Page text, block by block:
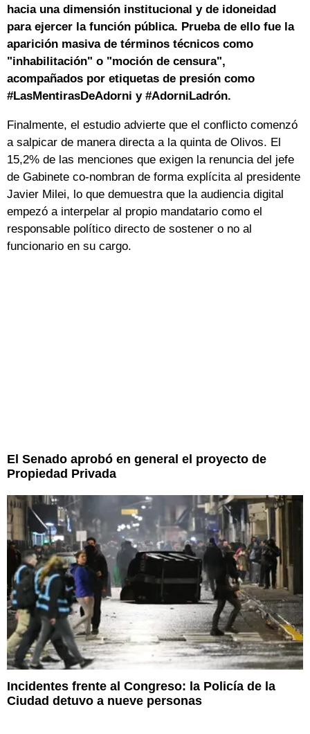
hacia una dimensión institucional y de idoneidad
para ejercer la función pública. Prueba de ello fue la
aparición masiva de términos técnicos como
"inhabilitación" o "moción de censura",
acompañados por etiquetas de presión como
#LasMentirasDeAdorni y #AdorniLadrón.
Finalmente, el estudio advierte que el conflicto comenzó
a salpicar de manera directa a la quinta de Olivos. El
15,2% de las menciones que exigen la renuncia del jefe
de Gabinete co-nombran de forma explícita al presidente
Javier Milei, lo que demuestra que la audiencia digital
empezó a interpelar al propio mandatario como el
responsable político directo de sostener o no al
funcionario en su cargo.
El Senado aprobó en general el proyecto de
Propiedad Privada
Incidentes frente al Congreso: la Policía de la
Ciudad detuvo a nueve personas